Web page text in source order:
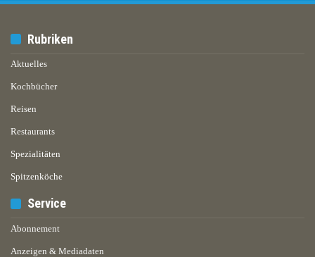
Rubriken
Aktuelles
Kochbücher
Reisen
Restaurants
Spezialitäten
Spitzenköche
Service
Abonnement
Anzeigen & Mediadaten